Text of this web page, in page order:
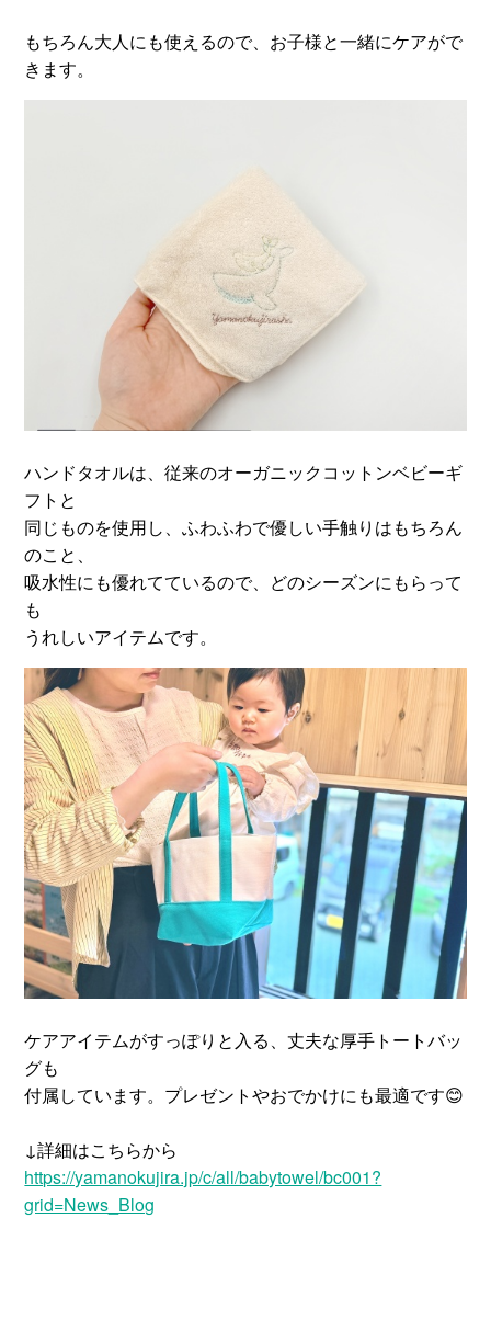
もちろん大人にも使えるので、お子様と一緒にケアがで
きます。
ハンドタオルは、従来のオーガニックコットンベビーギ
フトと
同じものを使用し、ふわふわで優しい手触りはもちろん
のこと、
吸水性にも優れてているので、どのシーズンにもらって
も
うれしいアイテムです。
ケアアイテムがすっぽりと入る、丈夫な厚手トートバッ
グも
付属しています。プレゼントやおでかけにも最適です😊
↓詳細はこちらから
https://yamanokujira.jp/c/all/babytowel/bc001?
grid=News_Blog